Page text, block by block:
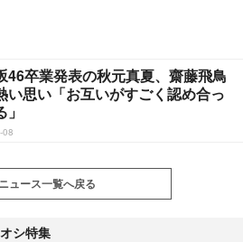
46卒業発表の秋元真夏、齋藤飛鳥
い思い「お互いがすごく認め合っ
08
ニュース一覧へ戻る
シ特集